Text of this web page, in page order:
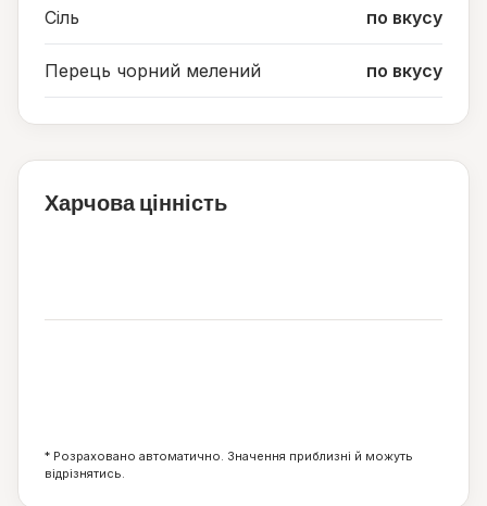
Сіль по вкусу
Перець чорний мелений по вкусу
Харчова цінність
* Розраховано автоматично. Значення приблизні й можуть
відрізнятись.